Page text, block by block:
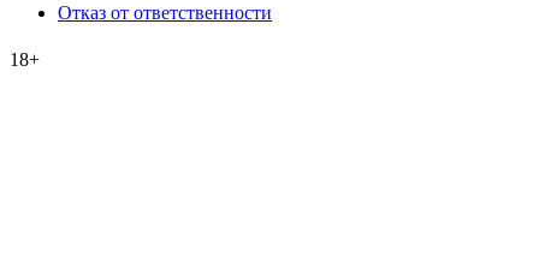
Отказ от ответственности
18+